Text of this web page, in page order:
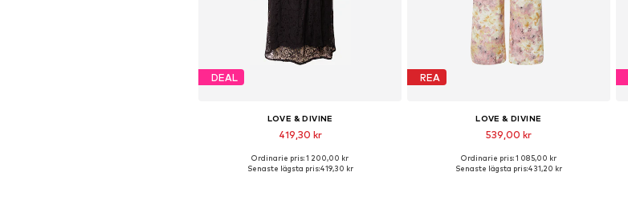
DEAL
LOVE & DIVINE
419,30 kr
Tillgängliga storlekar: 34, 36, 38
Ordinarie pris: 1 200,00 kr
Senaste lägsta pris:419,30 kr
REA
LOVE & DIVINE
539,00 kr
Tillgängliga storlekar: 38
Ordinarie pris: 1 085,00 kr
Senaste lägsta pris:431,20 kr